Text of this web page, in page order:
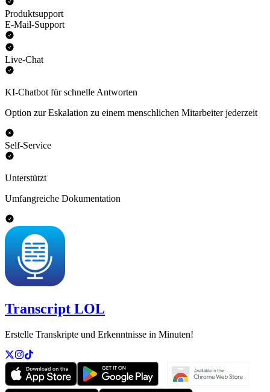
Produktsupport
E-Mail-Support
Live-Chat
KI-Chatbot für schnelle Antworten
Option zur Eskalation zu einem menschlichen Mitarbeiter jederzeit
Self-Service
Unterstützt
Umfangreiche Dokumentation
Transcript LOL
Erstelle Transkripte und Erkenntnisse in Minuten!